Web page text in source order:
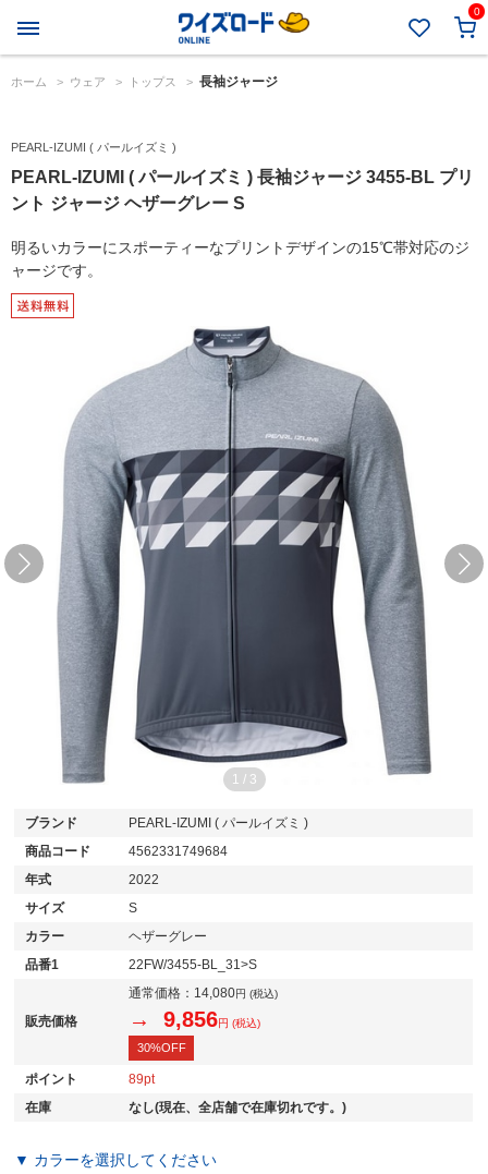
0
ホーム > ウェア > トップス > 長袖ジャージ
PEARL-IZUMI ( パールイズミ )
PEARL-IZUMI ( パールイズミ ) 長袖ジャージ 3455-BL プリ
ント ジャージ ヘザーグレー S
明るいカラーにスポーティーなプリントデザインの15℃帯対応のジ
ャージです。
1 / 3
ブランド
PEARL-IZUMI ( パールイズミ )
商品コード
4562331749684
年式
2022
サイズ
S
カラー
ヘザーグレー
品番1
22FW/3455-BL_31>S
販売価格
通常価格： 14,080円 (税込)
→ 9,856円 (税込)
30%OFF
ポイント
89
在庫
なし(現在、全店舗で在庫切れです。)
▼ カラーを選択してください